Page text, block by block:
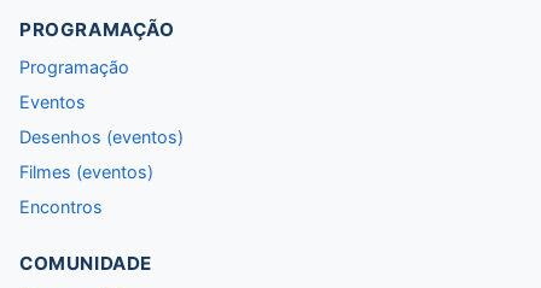
PROGRAMAÇÃO
Programação
Eventos
Desenhos (eventos)
Filmes (eventos)
Encontros
COMUNIDADE